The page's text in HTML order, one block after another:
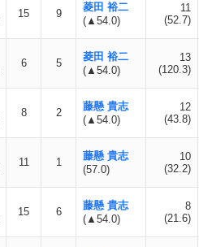
15 9
菱田 裕二
(▲54.0)
11
(52.7)
6 5
菱田 裕二
(▲54.0)
13
(120.3)
8 2
藤懸 貴志
(▲54.0)
12
(43.8)
11 1
藤懸 貴志
(57.0)
10
(32.2)
15 6
藤懸 貴志
(▲54.0)
8
(21.6)